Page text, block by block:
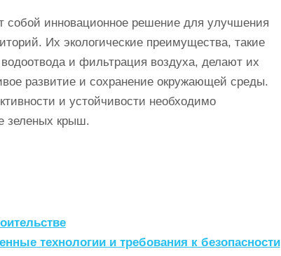
инновационное решение для улучшения
Их экологические преимущества, такие
и фильтрация воздуха, делают их
развитие и сохранение окружающей среды.
и устойчивости необходимо
зеленых крыш.
технологии и требования к безопасности